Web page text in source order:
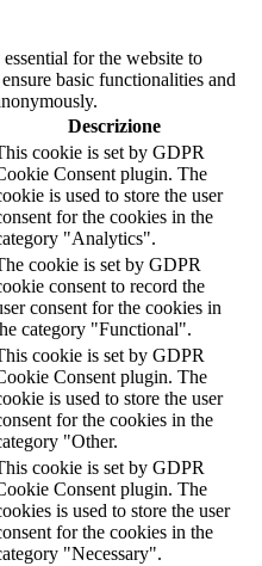
for the website to
basic functionalities and
Descrizione
cookie is set by GDPR
Consent plugin. The
is used to store the user
for the cookies in the
"Analytics".
cookie is set by GDPR
consent to record the
consent for the cookies in
category "Functional".
cookie is set by GDPR
Consent plugin. The
is used to store the user
for the cookies in the
"Other.
cookie is set by GDPR
Consent plugin. The
is used to store the user
for the cookies in the
"Necessary".